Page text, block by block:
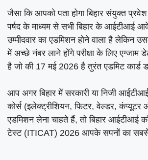
जैसा कि आपको पता होगा बिहार संयुक्त प्रवेश
पर्षद के माध्यम से सभी बिहार के आईटीआई
उम्मीदवार का एडमिशन होने वाला है लेकिन
में अच्छे नंबर लाने होंगे परीक्षा के लिए एग्जाम
है जो की 17 मई 2026 है तुरंत एडमिट कार्ड
आप अगर बिहार में सरकारी या निजी
कोर्स (इलेक्ट्रीशियन, फिटर, वेल्डर,
एडमिशन लेना चाहते हैं, तो बिहार आईटीआई
टेस्ट (ITICAT) 2026 आपके सपनों का सबसे